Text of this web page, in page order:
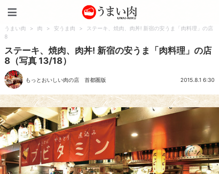
うまい肉 > 肉 > 安うま肉 >
ステーキ、焼肉、肉丼! 新宿の安うま「肉料理」の店
8
ステーキ、焼肉、肉丼! 新宿の安うま「肉料理」の店
8（写真 13/18）
もっとおいしい肉の店 首都圏版 2015.8.1 6:30